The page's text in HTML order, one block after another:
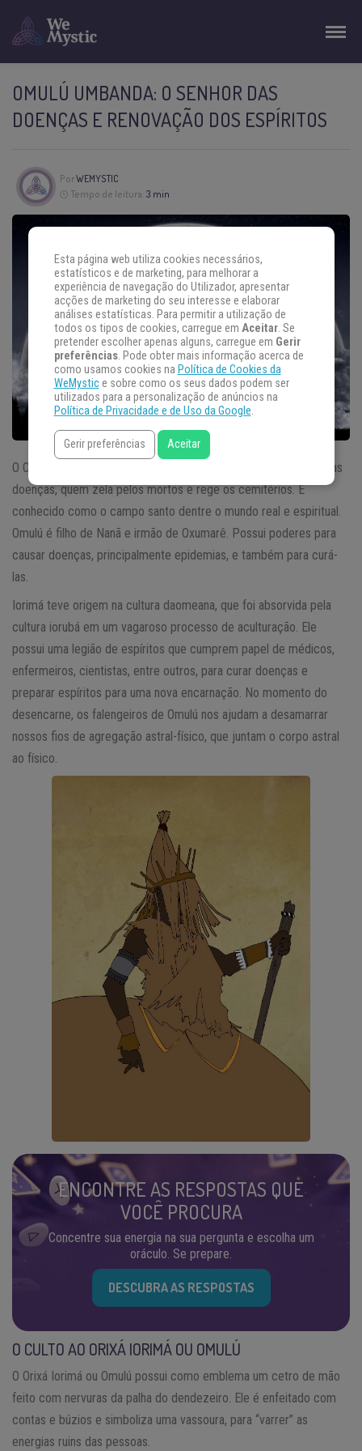
OMULÚ UMBANDA: O SENHOR DAS
DOENÇAS E RENOVAÇÃO DOS ESPÍRITOS
PorWEMYSTIC
Tempo de leitura: 3 min
O Orixá Iorimá ou Omulú é quem renova os
, o senhor das
doenças, quem zela pelos mortos e rege os cemitérios. É
conhecido como o campo santo dentre o mundo real e espiritual.
Omulú é filho de Nanã e irmão de Oxumarê. Possui poderes para
causar doenças, principalmente epidemias, e também para curá-
las.
Iorimá teve origem na cultura daomeana, que foi absorvida pela
cultura iorubá em um vagaroso processo de aculturação. Ele
possui uma legião de espíritos que cumprem papel de médicos,
enfermeiros, cientistas, entre outros, para curar doenças e
preparar espíritos para uma nova encarnação. No momento do
desencarne, os falengeiros de Omulú nos ajudam a desamarrar
nossos fios de agregação astral-físico, que juntam o corpo astral
ao físico.
ENCONTRE AS RESPOSTAS QUE
VOCÊ PROCURA
Concentre sua energia na sua pergunta e escolha um
oráculo. Se prepare.
DESCUBRA AS RESPOSTAS
O CULTO AO ORIXÁ IORIMÁ OU OMULÚ
O Orixá Iorimá ou Omulú possui como emblema um cetro de mão
feito com nervuras da palha do dendezeiro. Ele é enfeitado com
contas e búzios e simboliza uma vassoura, para “varrer” as
energias ruins das pessoas.
Esta página web utiliza cookies necessários,
estatísticos e de marketing, para melhorar a
experiência de navegação do Utilizador, apresentar
acções de marketing do seu interesse e elaborar
análises estatísticas. Para permitir a utilização de
todos os tipos de cookies, carregue em Aceitar. Se
pretender escolher apenas alguns, carregue em Gerir
preferências. Pode obter mais informação acerca de
como usamos cookies na Política de Cookies da
WeMystice sobre como os seus dados podem ser
utilizados para a personalização de anúncios na
Política de Privacidade e de Uso da Google.
Gerir preferências Aceitar